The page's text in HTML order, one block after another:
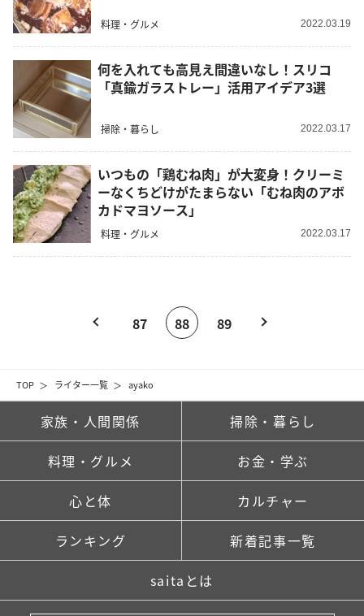
TOP ライター一覧 ayako
料理・グルメ 2022.03.19
何を入れても高見え間違いなし！スリコ
「真鍮ガラストレー」活用アイデア3選
掃除・暮らし 2022.03.17
いつもの「鶏むね肉」が大変身！クリーミ
ーなくちどけがたまらない「むね肉のアボ
カドマヨソース」
料理・グルメ 2022.03.17
87 88 89
家族・人間関係 掃除・暮らし
料理・グルメ お金・学ぶ
心と体 カルチャー
ランキング 新着記事一覧
saitaとは